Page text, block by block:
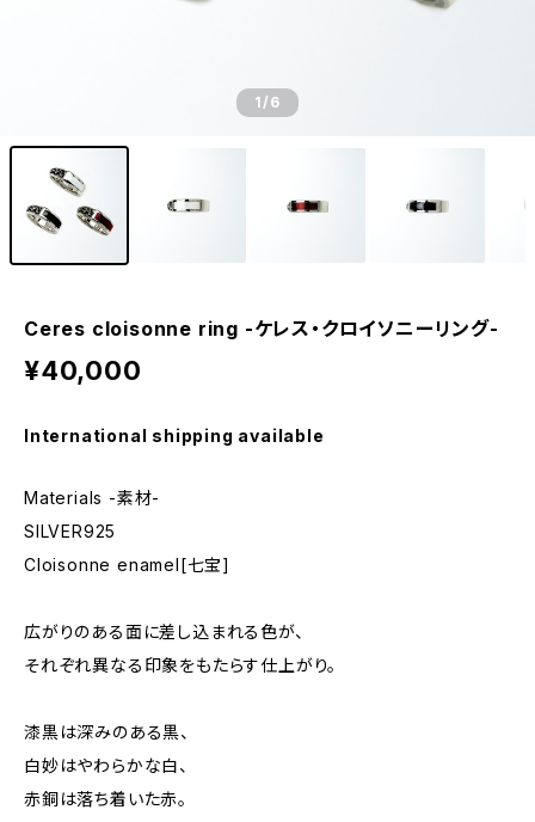
1 /6
Ceres cloisonne ring -ケレス・クロイソニーリング-
¥40,000
International shipping available
Materials -素材-
SILVER925
Cloisonne enamel[七宝]
広がりのある面に差し込まれる色が、
それぞれ異なる印象をもたらす仕上がり。
漆黒は深みのある黒、
白妙はやわらかな白、
赤銅は落ち着いた赤。